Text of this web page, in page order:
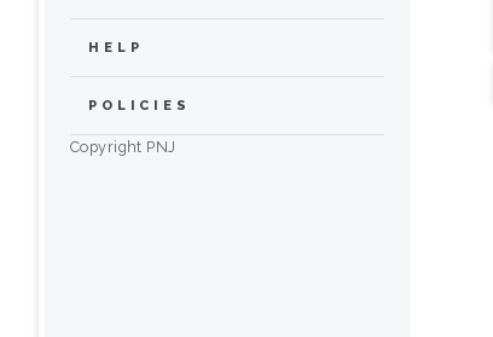
HELP
POLICIES
Copyright PNJ